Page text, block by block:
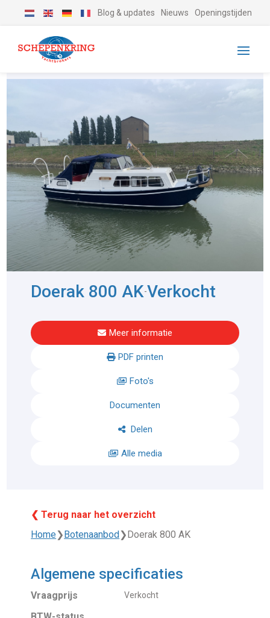
Blog & updates Nieuws Openingstijden
Doerak 800 AK-Verkocht
Meer informatie
PDF printen
Foto's
Documenten
Delen
Alle media
❮ Terug naar het overzicht
Home❯ Botenaanbod ❯ Doerak 800 AK
Algemene specificaties
Vraagprijs Verkocht